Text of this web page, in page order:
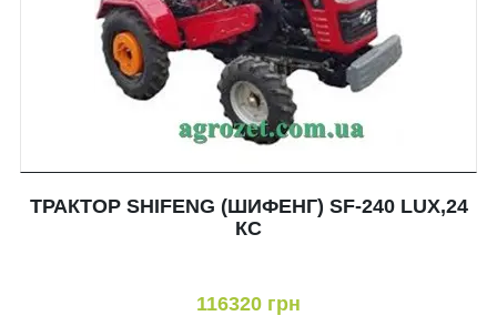
ТРАКТОР SHIFENG (ШИФЕНГ) SF-240 LUX,24
КС
116320 грн